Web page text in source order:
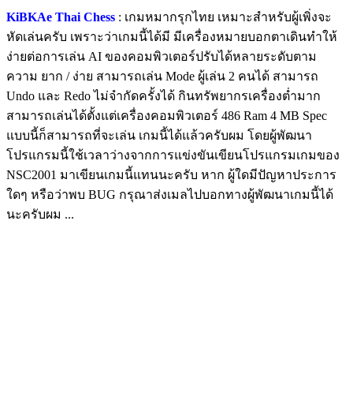
KiBKAe Thai Chess : เกมหมากรุกไทย เหมาะสำหรับผู้เพิ่งจะ
หัดเล่นครับ เพราะว่าเกมนี้ได้มี มีเครื่องหมายบอกตาเดินทำให้
ง่ายต่อการเล่น AI ของคอมพิวเตอร์ปรับได้หลายระดับตาม
ความ ยาก / ง่าย สามารถเล่น Mode ผู้เล่น 2 คนได้ สามารถ
Undo และ Redo ไม่จำกัดครั้งได้ กินทรัพยากรเครื่องต่ำมาก
สามารถเล่นได้ตั้งแต่เครื่องคอมพิวเตอร์ 486 Ram 4 MB Spec
แบบนี้ก็สามารถที่จะเล่น เกมนี้ได้แล้วครับผม โดยผู้พัฒนา
โปรแกรมนี้ใช้เวลาว่างจากการแข่งขันเขียนโปรแกรมเกมของ
NSC2001 มาเขียนเกมนี้แทนนะครับ หาก ผู้ใดมีปัญหาประการ
ใดๆ หรือว่าพบ BUG กรุณาส่งเมลไปบอกทางผู้พัฒนาเกมนี้ได้
นะครับผม ...